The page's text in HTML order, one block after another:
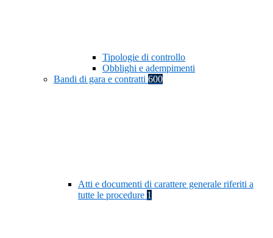
Tipologie di controllo
Obblighi e adempimenti
Bandi di gara e contratti 600
Atti e documenti di carattere generale riferiti a
tutte le procedure 1